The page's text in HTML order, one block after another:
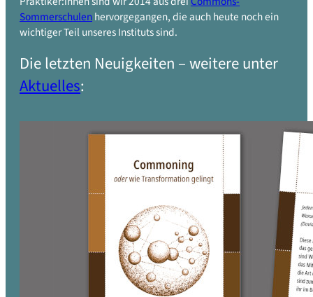
Sommerschulenhervorgegangen, die auch heute noch ein
wichtiger Teil unseres Instituts sind.
Die letzten Neuigkeiten – weitere unter
Aktuelles: